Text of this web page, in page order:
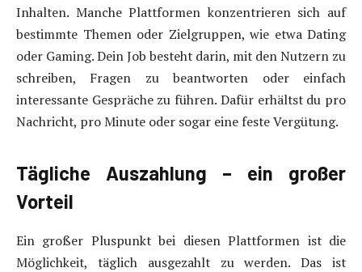
Inhalten. Manche Plattformen konzentrieren sich auf
bestimmte Themen oder Zielgruppen, wie etwa Dating
oder Gaming. Dein Job besteht darin, mit den Nutzern zu
schreiben, Fragen zu beantworten oder einfach
interessante Gespräche zu führen. Dafür erhältst du pro
Nachricht, pro Minute oder sogar eine feste Vergütung.
Tägliche Auszahlung – ein großer
Vorteil
Ein großer Pluspunkt bei diesen Plattformen ist die
Möglichkeit, täglich ausgezahlt zu werden. Das ist